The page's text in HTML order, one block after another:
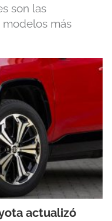
son las
más
actualizó